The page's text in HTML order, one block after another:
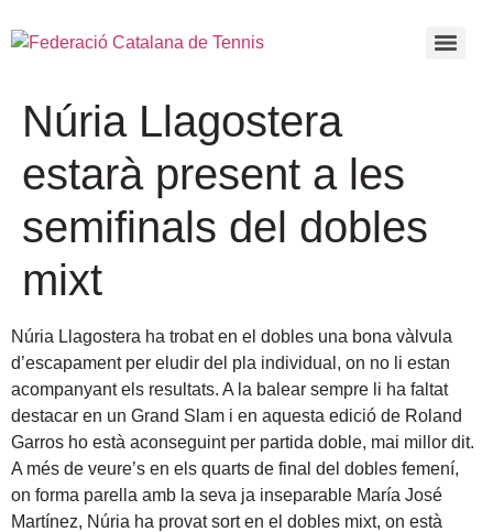
Núria Llagostera
estarà present a les
semifinals del dobles
mixt
Núria Llagostera ha trobat en el dobles una bona vàlvula
d’escapament per eludir del pla individual, on no li estan
acompanyant els resultats. A la balear sempre li ha faltat
destacar en un Grand Slam i en aquesta edició de Roland
Garros ho està aconseguint per partida doble, mai millor dit.
A més de veure’s en els quarts de final del dobles femení,
on forma parella amb la seva ja inseparable María José
Martínez, Núria ha provat sort en el dobles mixt, on està